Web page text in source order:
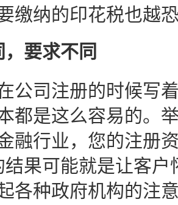
缴纳的印花税也越
要求不同
公司注册的时候写
都是这么容易的。
融行业，您的注册
结果可能就是让客
各种政府机构的注